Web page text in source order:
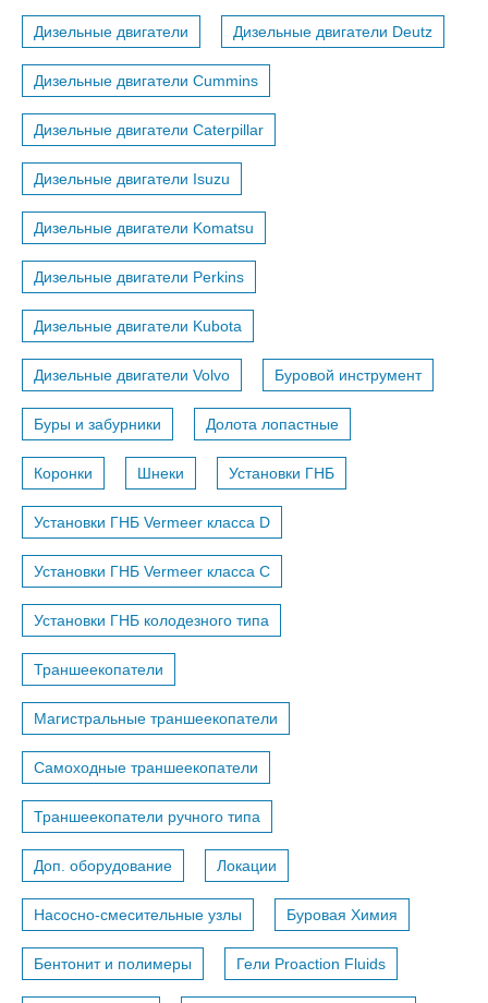
Дизельные двигатели Дизельные двигатели Deutz
Дизельные двигатели Cummins
Дизельные двигатели Caterpillar
Дизельные двигатели Isuzu
Дизельные двигатели Komatsu
Дизельные двигатели Perkins
Дизельные двигатели Kubota
Дизельные двигатели Volvo Буровой инструмент
Буры и забурники Долота лопастные
Коронки Шнеки Установки ГНБ
Установки ГНБ Vermeer класса D
Установки ГНБ Vermeer класса С
Установки ГНБ колодезного типа
Траншеекопатели
Магистральные траншеекопатели
Самоходные траншеекопатели
Траншеекопатели ручного типа
Доп. оборудование Локации
Насосно-смесительные узлы Буровая Химия
Бентонит и полимеры Гели Proaction Fluids